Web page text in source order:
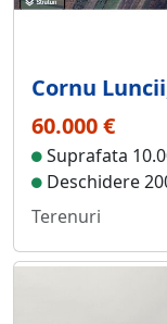
Cornu
60.000 €
Suprafata
Deschidere
Terenuri